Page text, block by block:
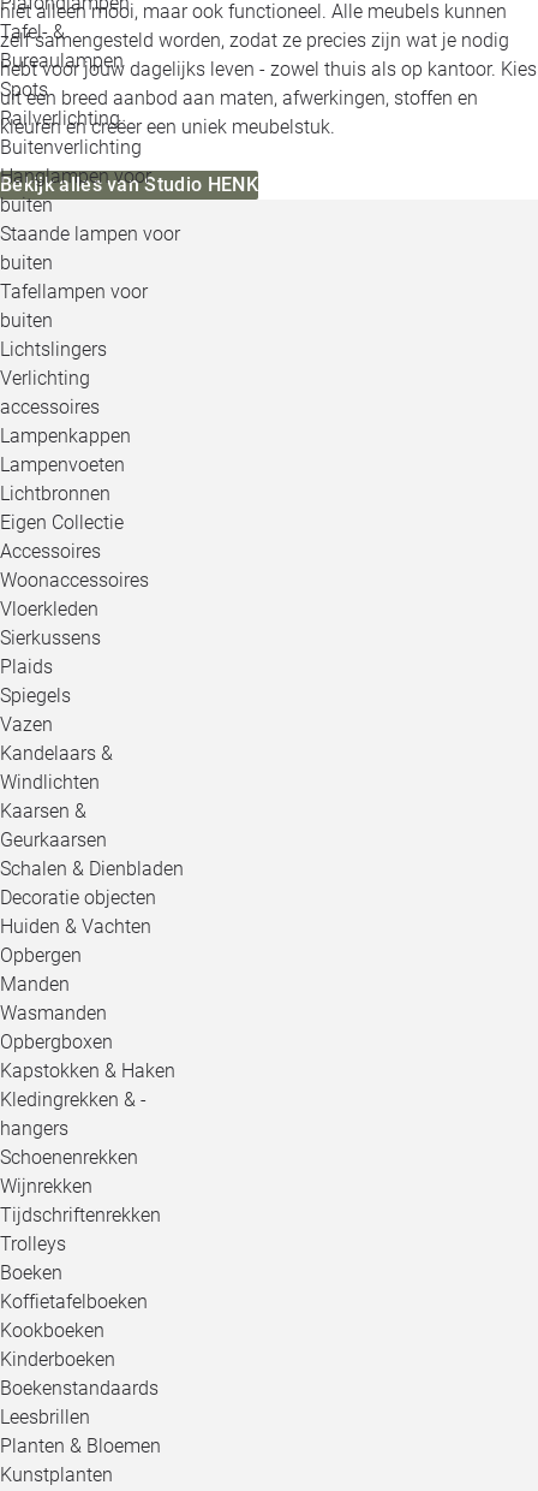
Tafel- &
Bureaulampen
Spots
Railverlichting
Buitenverlichting
Hanglampen voor
buiten
Staande lampen voor
buiten
Tafellampen voor
buiten
Lichtslingers
Verlichting
accessoires
Lampenkappen
Lampenvoeten
Lichtbronnen
Eigen Collectie
Accessoires
Woonaccessoires
Vloerkleden
Sierkussens
Plaids
Spiegels
Vazen
Kandelaars &
Windlichten
Kaarsen &
Geurkaarsen
Schalen & Dienbladen
Decoratie objecten
Huiden & Vachten
Opbergen
Manden
Wasmanden
Opbergboxen
Kapstokken & Haken
Kledingrekken & -
hangers
Schoenenrekken
Wijnrekken
Tijdschriftenrekken
Trolleys
Boeken
Koffietafelboeken
Kookboeken
Kinderboeken
Boekenstandaards
Leesbrillen
Planten & Bloemen
Kunstplanten
niet alleen mooi, maar ook functioneel. Alle meubels kunnen
zelf samengesteld worden, zodat ze precies zijn wat je nodig
hebt voor jouw dagelijks leven - zowel thuis als op kantoor. Kies
uit een breed aanbod aan maten, afwerkingen, stoffen en
kleuren en creëer een uniek meubelstuk.
Bekijk alles van Studio HENK